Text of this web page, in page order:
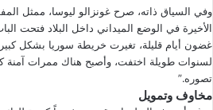
وفي السياق ذاته، صرح غونزالو ليوسا، ممثل
الأخيرة في الوضع الميداني داخل البلاد فتحت
غضون أيام قليلة، تغيرت خريطة سوريا بشكل
لسنوات طويلة اختفت، وأصبح هناك ممرات
تصوره.”
مخاوف وتمويل